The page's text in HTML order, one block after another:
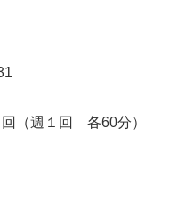
回（週１回 各60分）